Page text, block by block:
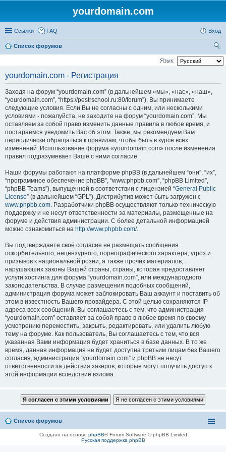
yourdomain.com
Ссылки FAQ Вход
Список форумов
ои
Язык:
yourdomain.com - Регистрация
Заходя на форум “yourdomain.com” (в дальнейшем «мы», «нас», «наш»,
“yourdomain.com”, “https://pestrschool.ru:80/forum”), Вы принимаете
следующие условия. Если Вы не согласны с одним, или несколькими
условиями - пожалуйста, не заходите на форум “yourdomain.com”. Мы
оставляем за собой право изменить данные правила в любое время, и
постараемся уведомить Вас об этом. Также, мы рекомендуем Вам
периодически обращаться к правилам, чтобы быть в курсе всех
изменений. Использование форума «yourdomain.com» после изменения
правил подразумевает Ваше с ними согласие.
Наши форумы работают на платформе phpBB (в дальнейшем “они”, “их”,
“программное обеспечение phpBB”, “www.phpbb.com”, “phpBB Limited”,
“phpBB Teams”), выпущенной в соответствии с лицензией “General Public
License” (в дальнейшем “GPL”). Дистрибутив может быть загружен с
www.phpbb.com. Разработчики phpBB осуществляют только техническую
поддержку и не несут ответственности за материалы, размещенные на
форуме и действия администрации. С более детальной информацией
можно ознакомиться на http://www.phpbb.com/.
Вы подтверждаете своё согласие не размещать сообщения
оскорбительного, нецензурного, порнографического характера, угроз и
призывов к национальной розни, а также прочих материалов,
нарушаюших законы Вашей страны, страны, которая предоставляет
услуги хостинга для форума “yourdomain.com”, или международного
законодательства. В случае размещения подобных сообщений,
администрация форума может заблокировать Ваш аккаунт и поставить об
этом в известность Вашего провайдера. С этой целью сохраняются IP
адреса всех сообщений. Вы соглашаетесь с тем, что администрация
“yourdomain.com” оставляет за собой право в любое время по своему
усмотрению переместить, закрыть, редактировать, или удалить любую
тему на форуме. Как пользователь, Вы соглашаетесь с тем, что вся
указанная Вами информация будет храниться в базе данных. В то же
время, данная информация не будет доступна третьим лицам без Вашего
согласия, администрация “yourdomain.com” и phpBB не несут
ответственности за действия хакеров, которые могут получить доступ к
этой информации вследствие взлома.
Список форумов
Создано на основе phpBB® Forum Software © phpBB Limited
Русская поддержка phpBB